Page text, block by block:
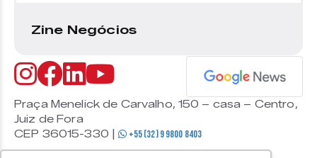
Zine Negócios
Praça Menelick de Carvalho, 150 – casa – Centro,
Juiz de Fora
CEP 36015-330 |
+55 (32) 9 9800 8403